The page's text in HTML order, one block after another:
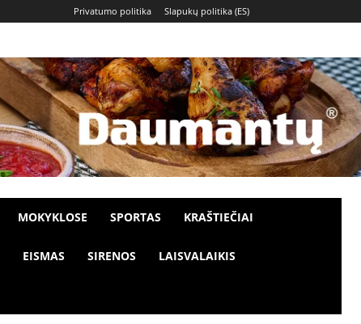
Privatumo politika Slapukų politika (ES)
MOKYKLOSE SPORTAS KRAŠTIEČIAI
EISMAS SIRENOS LAISVALAIKIS